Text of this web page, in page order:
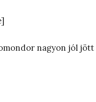
nagyon jól jött